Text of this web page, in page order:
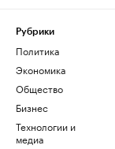
Рубрики
Политика
Экономика
Общество
Бизнес
Технологии и
медиа